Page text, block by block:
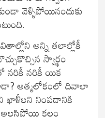
వెళ్ళిపోయినందుకు
అన్ని తలాల్లోకీ
స్వార్థం
నరికీ నరికీ యిక
ఆత్మలోకంలో దివాలా
ఖాళీలని నింపడానికి
అలసిపోయి కలం